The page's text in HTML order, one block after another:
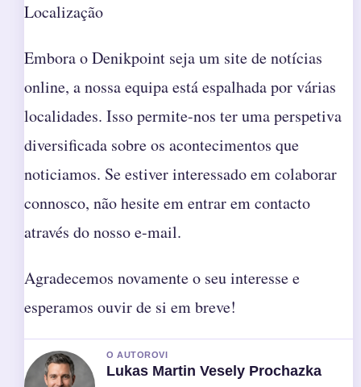
Localização
Embora o Denikpoint seja um site de notícias
online, a nossa equipa está espalhada por várias
localidades. Isso permite-nos ter uma perspetiva
diversificada sobre os acontecimentos que
noticiamos. Se estiver interessado em colaborar
connosco, não hesite em entrar em contacto
através do nosso e-mail.
Agradecemos novamente o seu interesse e
esperamos ouvir de si em breve!
O AUTOROVI
Lukas Martin Vesely Prochazka